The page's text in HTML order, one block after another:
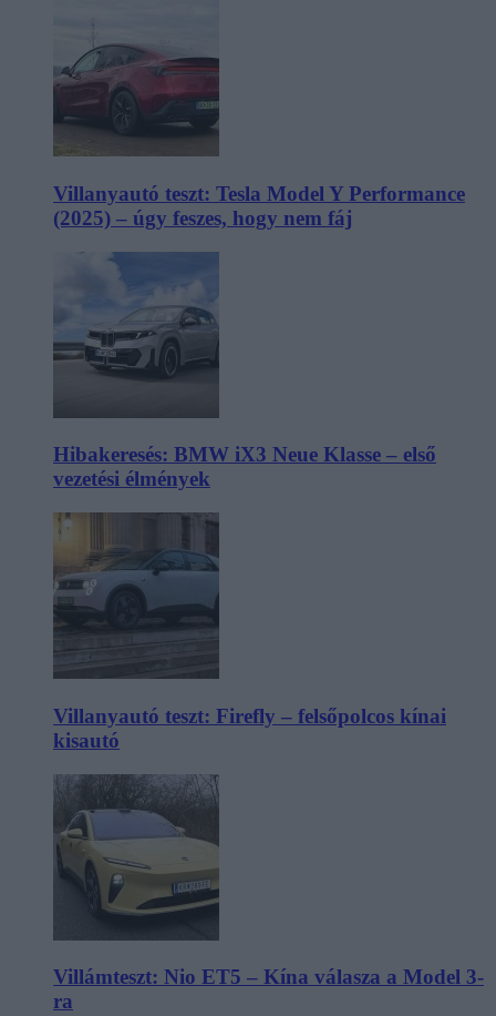
Villanyautó teszt: Tesla Model Y Performance
(2025) – úgy feszes, hogy nem fáj
Hibakeresés: BMW iX3 Neue Klasse – első
vezetési élmények
Villanyautó teszt: Firefly – felsőpolcos kínai
kisautó
Villámteszt: Nio ET5 – Kína válasza a Model 3-
ra